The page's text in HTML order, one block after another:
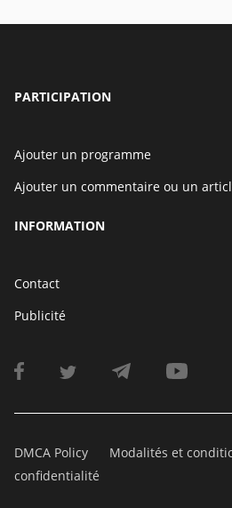
PARTICIPATION
Ajouter un programme
Ajouter un commentaire ou un
INFORMATION
Contact
Publicité
DMCA Policy Modalités et
confidentialité